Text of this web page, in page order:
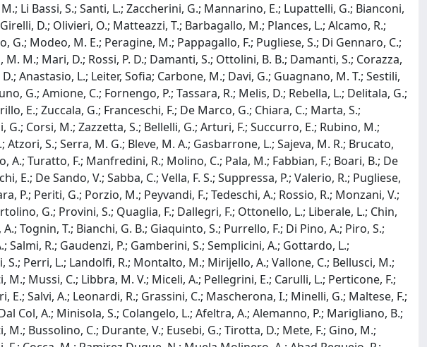
Li Bassi, S.; Santi, L.; Zaccherini, G.; Mannarino, E.; Lupattelli, G.; Bianconi,
D.; Olivieri, O.; Matteazzi, T.; Barbagallo, M.; Plances, L.; Alcamo, R.;
G.; Modeo, M. E.; Peragine, M.; Pappagallo, F.; Pugliese, S.; Di Gennaro, C.;
M.; Mari, D.; Rossi, P. D.; Damanti, S.; Ottolini, B. B.; Damanti, S.; Corazza,
Anastasio, L.; Leiter, Sofia; Carbone, M.; Davi, G.; Guagnano, M. T.; Sestili,
G.; Amione, C.; Fornengo, P.; Tassara, R.; Melis, D.; Rebella, L.; Delitala, G.;
E.; Zuccala, G.; Franceschi, F.; De Marco, G.; Chiara, C.; Marta, S.;
Corsi, M.; Zazzetta, S.; Bellelli, G.; Arturi, F.; Succurro, E.; Rubino, M.;
S.; Serra, M. G.; Bleve, M. A.; Gasbarrone, L.; Sajeva, M. R.; Brucato,
Turatto, F.; Manfredini, R.; Molino, C.; Pala, M.; Fabbian, F.; Boari, B.; De
E.; De Sando, V.; Sabba, C.; Vella, F. S.; Suppressa, P.; Valerio, R.; Pugliese,
P.; Periti, G.; Porzio, M.; Peyvandi, F.; Tedeschi, A.; Rossio, R.; Monzani, V.;
G.; Provini, S.; Quaglia, F.; Dallegri, F.; Ottonello, L.; Liberale, L.; Chin,
Tognin, T.; Bianchi, G. B.; Giaquinto, S.; Purrello, F.; Di Pino, A.; Piro, S.;
Salmi, R.; Gaudenzi, P.; Gamberini, S.; Semplicini, A.; Gottardo, L.;
Perri, L.; Landolfi, R.; Montalto, M.; Mirijello, A.; Vallone, C.; Bellusci, M.;
Mussi, C.; Libbra, M. V.; Miceli, A.; Pellegrini, E.; Carulli, L.; Perticone, F.;
Salvi, A.; Leonardi, R.; Grassini, C.; Mascherona, I.; Minelli, G.; Maltese, F.;
Col, A.; Minisola, S.; Colangelo, L.; Afeltra, A.; Alemanno, P.; Marigliano, B.;
M.; Bussolino, C.; Durante, V.; Eusebi, G.; Tirotta, D.; Mete, F.; Gino, M.;